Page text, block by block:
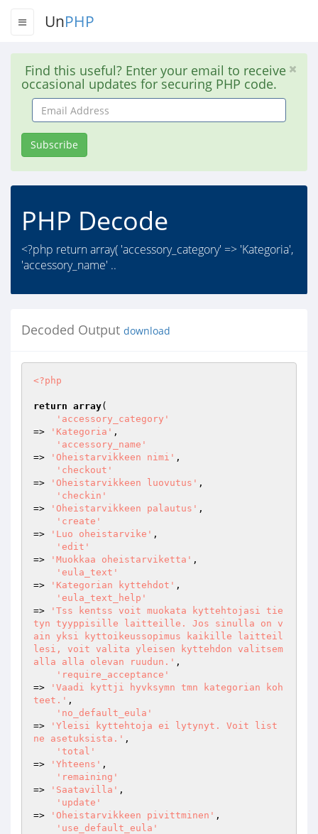
UnPHP
Find this useful? Enter your email to receive
occasional updates for securing PHP code.
Email
Address
Subscribe
PHP Decode
<?php return array( 'accessory_category' => 'Kategoria',
'accessory_name' ..
Decoded Output download
<?php
return array(
'accessory_category'
=>
'Kategoria' ,
'accessory_name'
=>
'Oheistarvikkeen nimi' ,
'checkout'
=>
'Oheistarvikkeen luovutus' ,
'checkin'
=>
'Oheistarvikkeen palautus' ,
'create'
=>
'Luo oheistarvike' ,
'edit'
=>
'Muokkaa oheistarviketta' ,
'eula_text'
=>
'Kategorian kyttehdot' ,
'eula_text_help'
=>
'Tss kentss voit muokata kyttehtojasi tie
tyn tyyppisille laitteille. Jos sinulla on v
ain yksi kyttoikeussopimus kaikille laitteil
lesi, voit valita yleisen kyttehdon valitsem
alla alla olevan ruudun.' ,
'require_acceptance'
=>
'Vaadi kyttji hyvksymn tmn kategorian koh
teet.' ,
'no_default_eula'
=>
'Yleisi kyttehtoja ei lytynyt. Voit list
ne asetuksista.' ,
'total'
=>
'Yhteens' ,
'remaining'
=>
'Saatavilla' ,
'update'
=>
'Oheistarvikkeen pivittminen' ,
'use_default_eula'